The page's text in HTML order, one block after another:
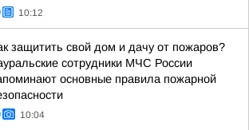
10:12
защитить свой дом и дачу от пожаров?
сотрудники МЧС России
основные правила пожарной
10:04